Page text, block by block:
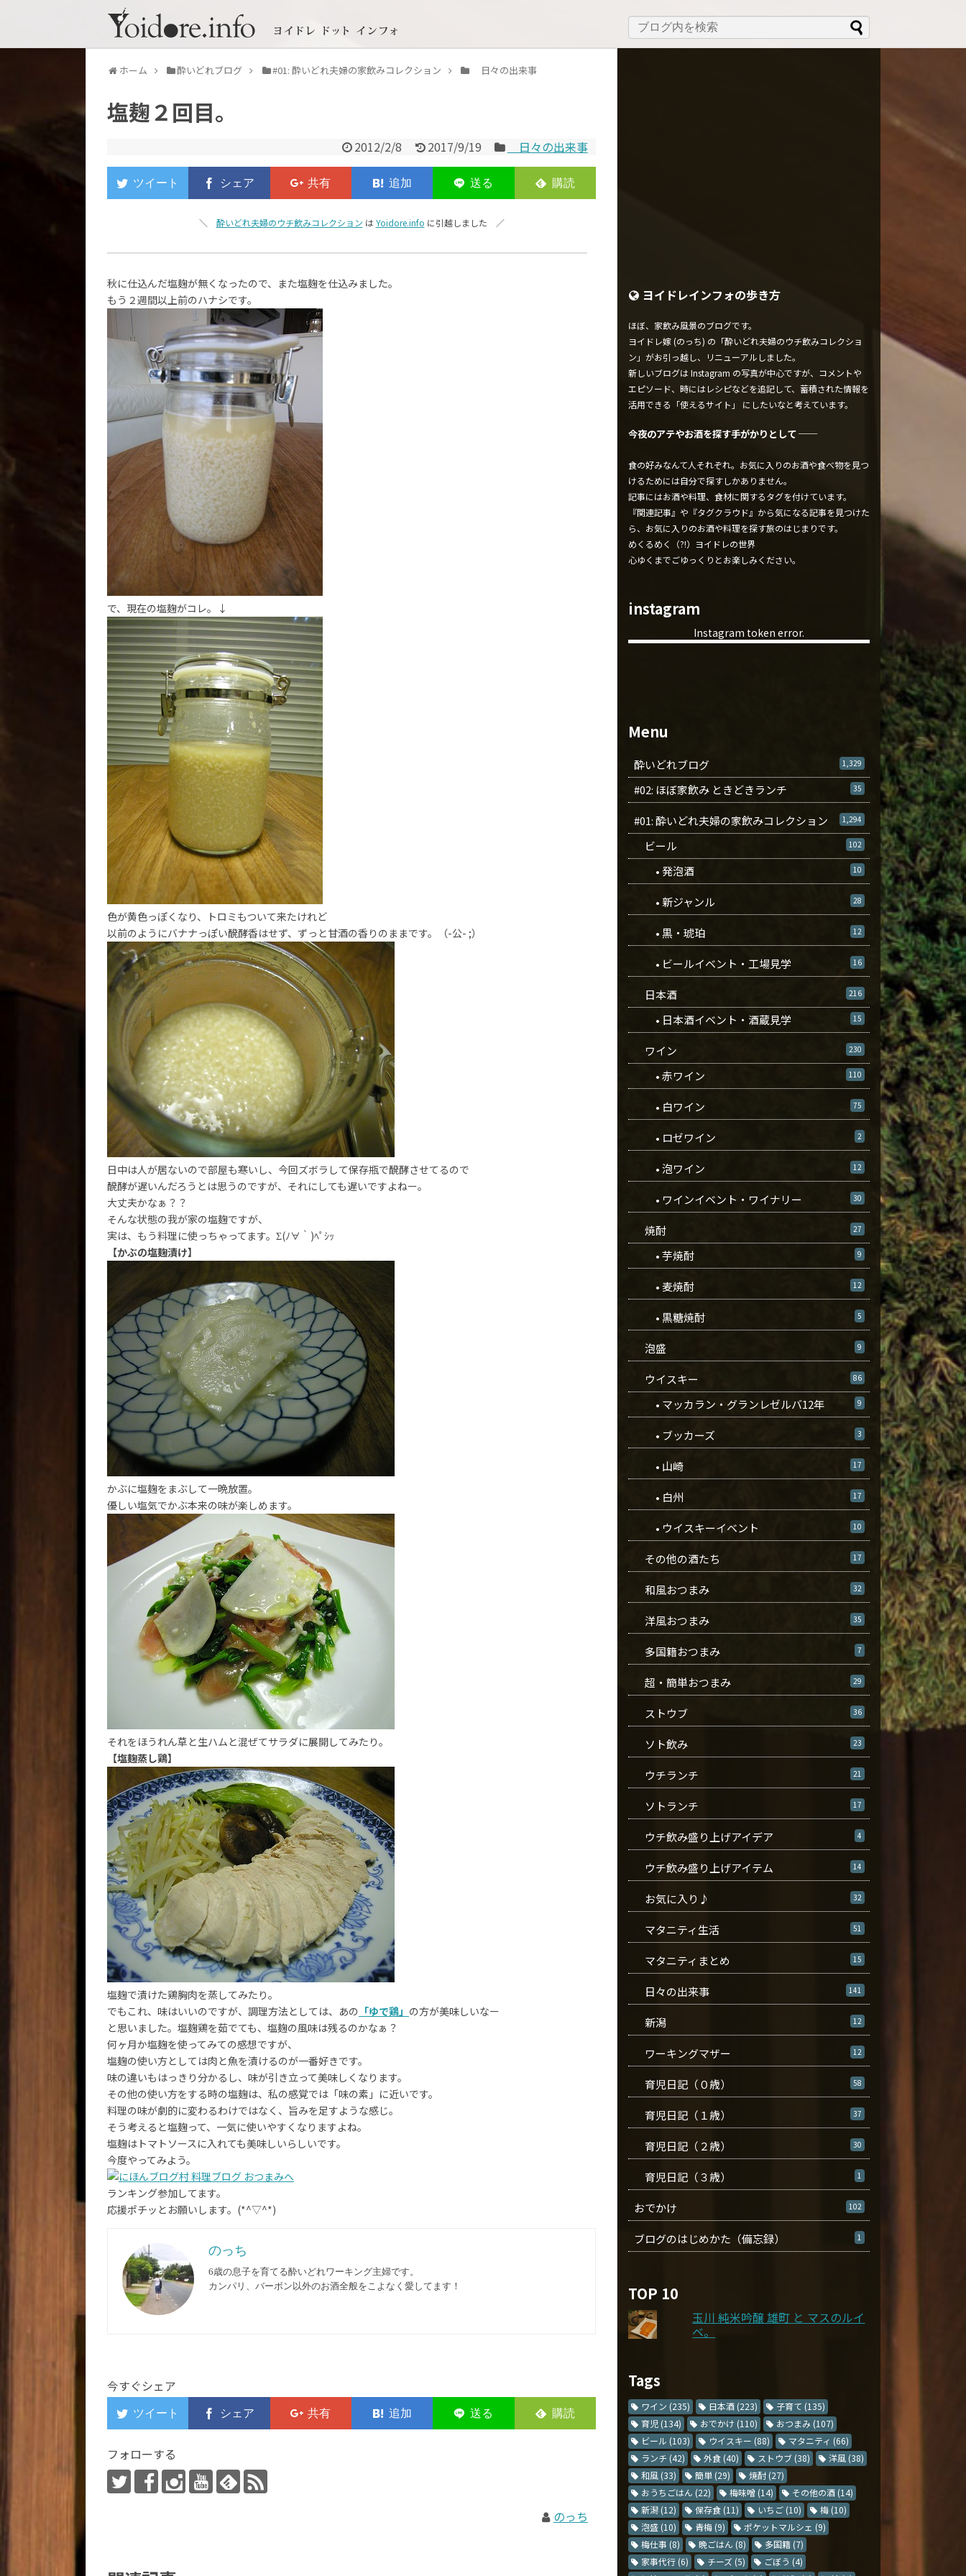
ホーム 酔いどれブログ #01: 酔いどれ夫婦の家飲みコレクション 日々の出来事
塩麹２回目。
2012/2/8 2017/9/19 日々の出来事
＼ 酔いどれ夫婦のウチ飲みコレクション は Yoidore.info に引越しました ／
秋に仕込んだ塩麹が無くなったので、また塩麹を仕込みました。
もう２週間以上前のハナシです。
で、現在の塩麹がコレ。↓
色が黄色っぽくなり、トロミもついて来たけれど
以前のようにバナナっぽい醗酵香はせず、ずっと甘酒の香りのままです。（-公- ;）
日中は人が居ないので部屋も寒いし、今回ズボラして保存瓶で醗酵させてるので
醗酵が遅いんだろうとは思うのですが、それにしても遅いですよねー。
大丈夫かなぁ？？
そんな状態の我が家の塩麹ですが、
実は、もう料理に使っちゃってます。Σ(ﾉ∀｀)ﾍﾟｼｯ
【かぶの塩麹漬け】
かぶに塩麹をまぶして一晩放置。
優しい塩気でかぶ本来の味が楽しめます。
それをほうれん草と生ハムと混ぜてサラダに展開してみたり。
【塩麹蒸し鶏】
塩麹で漬けた鶏胸肉を蒸してみたり。
でもこれ、味はいいのですが、調理方法としては、あの 「ゆで鶏」 の方が美味しいなー
と思いました。塩麹鶏を茹でても、塩麹の風味は残るのかなぁ？
何ヶ月か塩麹を使ってみての感想ですが、
塩麹の使い方としては肉と魚を漬けるのが一番好きです。
味の違いもはっきり分かるし、味が引き立って美味しくなります。
その他の使い方をする時の塩麹は、私の感覚では「味の素」に近いです。
料理の味が劇的に変わるわけではなく、旨みを足すような感じ。
そう考えると塩麹って、一気に使いやすくなりますよね。
塩麹はトマトソースに入れても美味しいらしいです。
今度やってみよう。
ランキング参加してます。
応援ポチッとお願いします。(*^▽^*)
のっち
6歳の息子を育てる酔いどれワーキング主婦です。
カンパリ、バーボン以外のお酒全般をこよなく愛してます︎！
今すぐシェア
フォローする
のっち
ヨイドレインフォの歩き方
ほぼ、家飲み風景のブログです。
ヨイドレ嫁 (のっち) の「酔いどれ夫婦のウチ飲みコレクショ
ン」がお引っ越し、リニューアルしました。
新しいブログは Instagram の写真が中心ですが、コメントや
エピソード、時にはレシピなどを追記して、蓄積された情報を
活用できる「使えるサイト」 にしたいなと考えています。
今夜のアテやお酒を探す手がかりとして ──
食の好みなんて人それぞれ。お気に入りのお酒や食べ物を見つ
けるためには自分で探すしかありません。
記事にはお酒や料理、食材に関するタグを付けています。
『関連記事』や『タグクラウド』から気になる記事を見つけた
ら、お気に入りのお酒や料理を探す旅のはじまりです。
めくるめく（?!）ヨイドレの世界
心ゆくまでごゆっくりとお楽しみください。
instagram
Instagram token error.
Menu
酔いどれブログ 1,329
#02: ほぼ家飲み ときどきランチ 35
#01: 酔いどれ夫婦の家飲みコレクション 1,294
ビール 102
• 発泡酒 10
• 新ジャンル 28
• 黒・琥珀 12
• ビールイベント・工場見学 16
日本酒 216
• 日本酒イベント・酒蔵見学 15
ワイン 230
• 赤ワイン 110
• 白ワイン 75
• ロゼワイン 2
• 泡ワイン 12
• ワインイベント・ワイナリー 30
焼酎 27
• 芋焼酎 9
• 麦焼酎 12
• 黒糖焼酎 5
泡盛 9
ウイスキー 86
• マッカラン・グランレゼルバ12年 9
• ブッカーズ 3
• 山崎 17
• 白州 17
• ウイスキーイベント 10
その他の酒たち 17
和風おつまみ 32
洋風おつまみ 35
多国籍おつまみ 7
超・簡単おつまみ 29
ストウブ 36
ソト飲み 23
ウチランチ 21
ソトランチ 17
ウチ飲み盛り上げアイデア 4
ウチ飲み盛り上げアイテム 14
お気に入り♪ 32
マタニティ生活 51
マタニティまとめ 15
日々の出来事 141
新潟 12
ワーキングマザー 12
育児日記（０歳） 58
育児日記（１歳） 37
育児日記（２歳） 30
育児日記（３歳） 1
おでかけ 102
ブログのはじめかた（備忘録） 1
TOP 10
玉川 純米吟醸 雄町 と マスのルイ
ベ。
Tags
ワイン (235) 日本酒 (223) 子育て (135)
育児 (134) おでかけ (110) おつまみ (107)
ビール (103) ウイスキー (88) マタニティ (66)
ランチ (42) 外食 (40) ストウブ (38) 洋風 (38)
和風 (33) 簡単 (29) 焼酎 (27)
おうちごはん (22) 梅味噌 (14) その他の酒 (14)
新潟 (12) 保存食 (11) いちご (10) 梅 (10)
泡盛 (10) 青梅 (9) ポケットマルシェ (9)
梅仕事 (8) 晩ごはん (8) 多国籍 (7)
家事代行 (6) チーズ (5) ごぼう (4)